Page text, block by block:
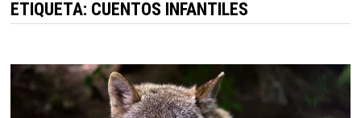
ETIQUETA: CUENTOS INFANTILES